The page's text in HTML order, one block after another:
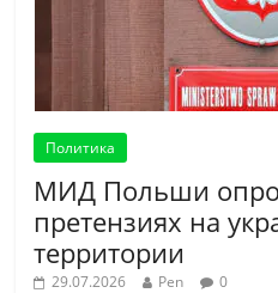
Политика
МИД Польши
претензиях на
территории
29.07.2026 Pen 0